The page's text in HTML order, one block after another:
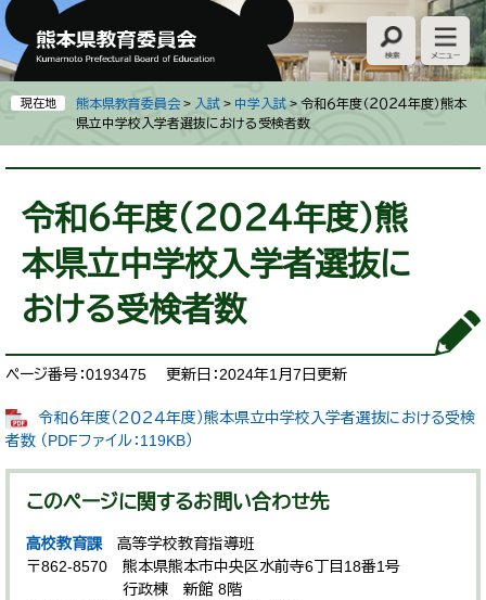
ペ
ー
ジ
の
先
で
す
メ
ニ
ュ
ー
を
ば
し
現在地 熊本県教育委員会 > 入試 > 中学入試 > 令和６年度（２０２４年度）熊本
県立中学校入学者選抜における受検者数
令和６年度（２０２４年度）熊
本県立中学校入学者選抜に
おける受検者数
ページ番号：0193475 更新日：2024年1月7日更新
令和６年度（２０２４年度）熊本県立中学校入学者選抜における受検
者数 （PDFファイル：119KB）
このページに関するお問い合わせ先
高校教育課
高等学校教育指導班
〒862-8570
熊本県熊本市中央区水前寺6丁目18番1号
行政棟 新館 8階